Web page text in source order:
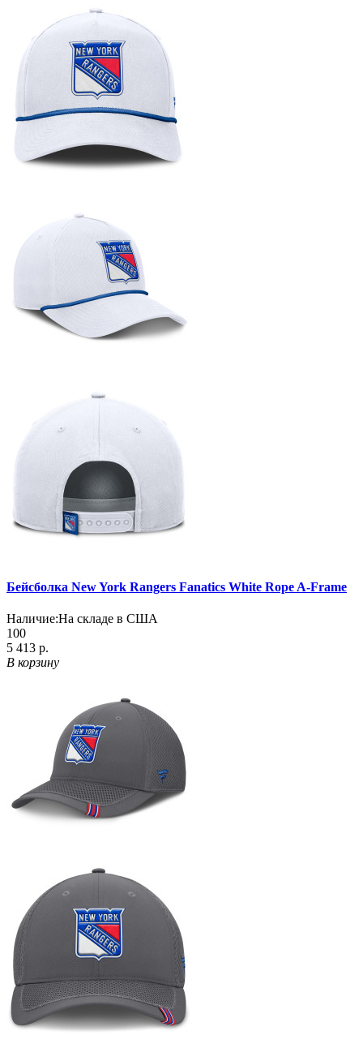
Бейсболка New York Rangers Fanatics White Rope A-Frame
Наличие:На складе в США
100
5 413 р.
В корзину